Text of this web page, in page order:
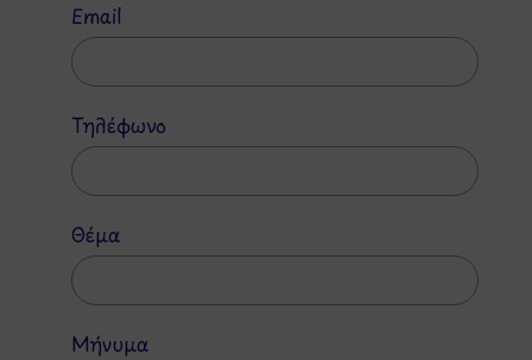
Email
Τηλέφωνο
Θέμα
Μήνυμα